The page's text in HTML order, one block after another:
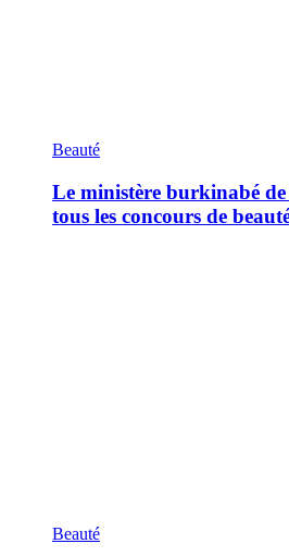
Beauté
Le ministère burkinabé
tous les concours de
Beauté